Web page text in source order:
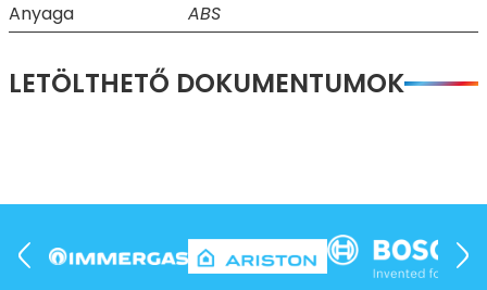
Anyaga
ABS
LETÖLTHETŐ DOKUMENTUMOK